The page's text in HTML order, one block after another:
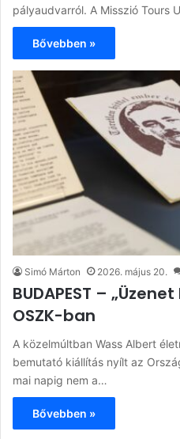
pályaudvarról. A Misszió Tours
Bővebben »
Simó Márton 2026. május 20.
BUDAPEST –
OSZK-ban
A közelmúltban Wass Albert
bemutató kiállítás nyílt az
mai napig nem a…
Bővebben »